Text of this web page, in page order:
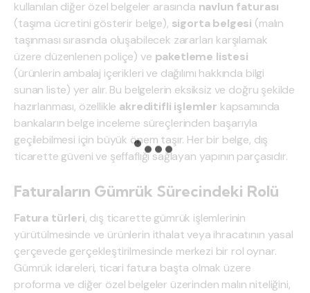
kullanılan diğer özel belgeler arasında navlun faturası
(taşıma ücretini gösterir belge), sigorta belgesi (malın
taşınması sırasında oluşabilecek zararları karşılamak
üzere düzenlenen poliçe) ve paketleme listesi
(ürünlerin ambalaj içerikleri ve dağılımı hakkında bilgi
sunan liste) yer alır. Bu belgelerin eksiksiz ve doğru şekilde
hazırlanması, özellikle akreditifli işlemler kapsamında
bankaların belge inceleme süreçlerinden başarıyla
geçilebilmesi için büyük önem taşır. Her bir belge, dış
ticarette güveni ve şeffaflığı sağlayan yapının parçasıdır.
Faturaların Gümrük Sürecindeki Rolü
Fatura türleri, dış ticarette gümrük işlemlerinin
yürütülmesinde ve ürünlerin ithalat veya ihracatının yasal
çerçevede gerçekleştirilmesinde merkezi bir rol oynar.
Gümrük idareleri, ticari fatura başta olmak üzere
proforma ve diğer özel belgeler üzerinden malın niteliğini,